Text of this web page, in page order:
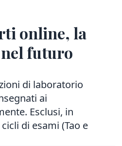
online, la
futuro
di laboratorio
ai
Esclusi, in
di esami (Tao e